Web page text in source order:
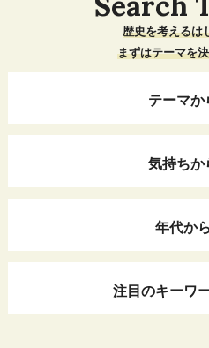
歴史を考えるは
まずはテーマを
テーマか
気持ちか
年代か
注目のキーワ